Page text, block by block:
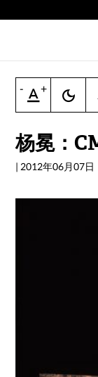
- +
杨冕：
| 2012年06月07日